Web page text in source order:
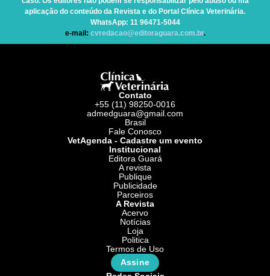
aplicação do conteúdo da Revista e do Portal Clínica Veterinária.
WhatsApp: 11 96471-5044
e-mail: cvredacao@editoraguara.com.br.
Contato
+55 (11) 98250-0016
admedguara@gmail.com
Brasil
Fale Conosco
VetAgenda - Cadastre um evento
Institucional
Editora Guará
A revista
Publique
Publicidade
Parceiros
A Revista
Acervo
Notícias
Loja
Politica
Termos de Uso
Assine